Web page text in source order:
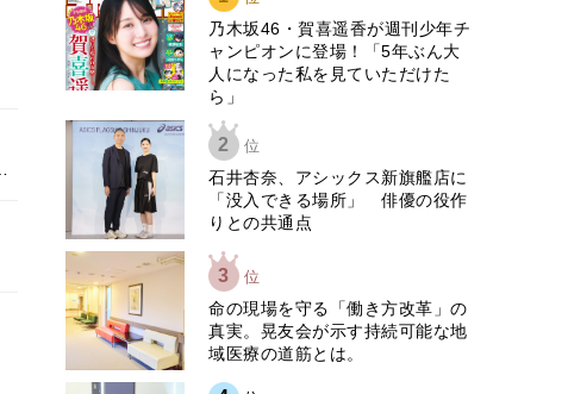
乃木坂46・賀喜遥香が週刊少年チ
ャンピオンに登場！「5年ぶん大
人になった私を見ていただけた
ら」
2 位
石井杏奈、アシックス新旗艦店に
「没入できる場所」 俳優の役作
りとの共通点
3 位
​命の現場を守る「働き方改革」の
真実。晃友会が示す持続可能な地
域医療の道筋とは。